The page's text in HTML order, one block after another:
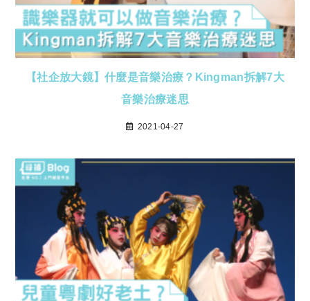
【社企放大鏡】什麼是音樂治療？Kingman拆解7大
音樂治療迷思
2021-04-27